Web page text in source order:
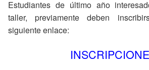
Estudiantes de último año
taller, previamente deben
siguiente enlace: